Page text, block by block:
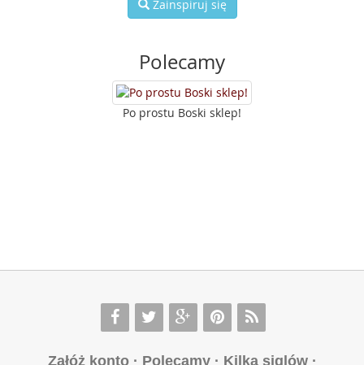
Zainspiruj się
Polecamy
Po prostu Boski sklep!
Załóż konto· Polecamy· Kilka siglów·